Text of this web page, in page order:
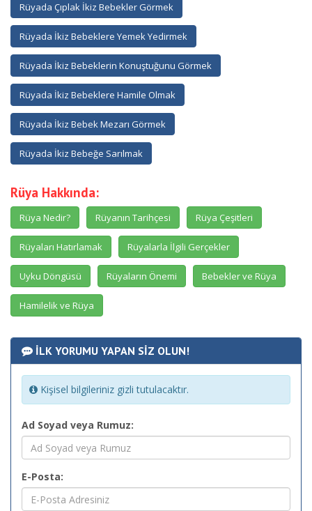
Rüyada Çıplak İkiz Bebekler Görmek
Rüyada İkiz Bebeklere Yemek Yedirmek
Rüyada İkiz Bebeklerin Konuştuğunu Görmek
Rüyada İkiz Bebeklere Hamile Olmak
Rüyada İkiz Bebek Mezarı Görmek
Rüyada İkiz Bebeğe Sarılmak
Rüya Hakkında:
Rüya Nedir? Rüyanın Tarihçesi Rüya Çeşitleri
Rüyaları Hatırlamak Rüyalarla İlgili Gerçekler
Uyku Döngüsü Rüyaların Önemi Bebekler ve Rüya
Hamilelik ve Rüya
İLK YORUMU YAPAN SİZ OLUN!
Kişisel bilgileriniz gizli tutulacaktır.
Ad Soyad veya Rumuz:
E-Posta: